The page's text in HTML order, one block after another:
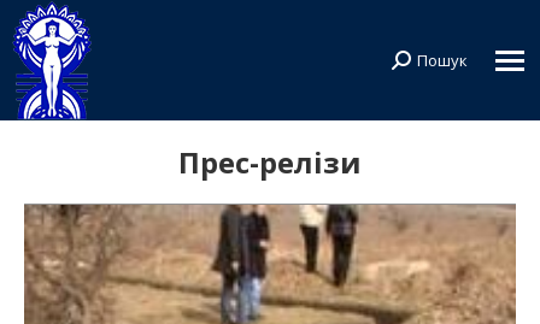
Search:
Пошук
Прес-релізи